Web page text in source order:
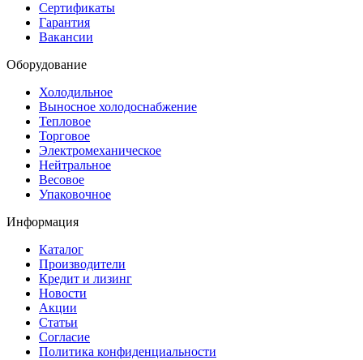
Сертификаты
Гарантия
Вакансии
Оборудование
Холодильное
Выносное холодоснабжение
Тепловое
Торговое
Электромеханическое
Нейтральное
Весовое
Упаковочное
Информация
Каталог
Производители
Кредит и лизинг
Новости
Акции
Статьи
Согласие
Политика конфиденциальности